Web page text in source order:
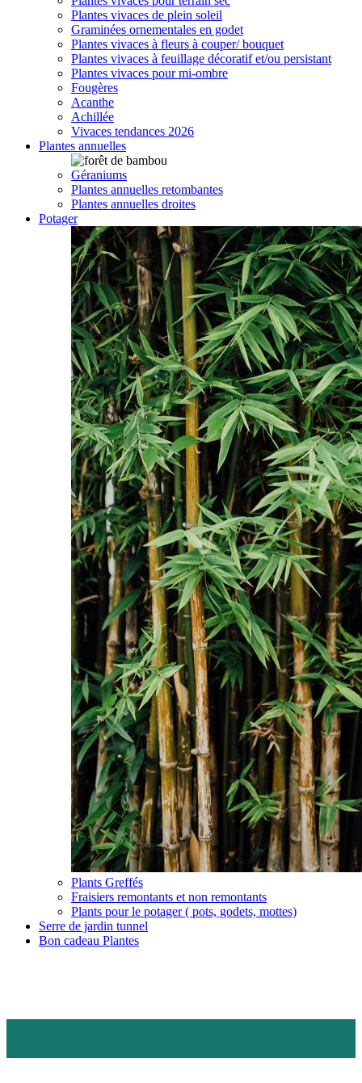
Plantes vivaces de plein soleil
Graminées ornementales en godet
Plantes vivaces à fleurs à couper/ bouquet
Plantes vivaces à feuillage décoratif et/ou persistant
Plantes vivaces pour mi-ombre
Fougères
Acanthe
Achillée
Vivaces tendances 2026
Plantes annuelles
Géraniums
Plantes annuelles retombantes
Plantes annuelles droites
Potager
Plants Greffés
Fraisiers remontants et non remontants
Plants pour le potager ( pots, godets, mottes)
Serre de jardin tunnel
Bon cadeau Plantes